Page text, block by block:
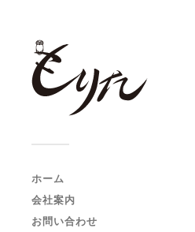
ホーム
会社案内
お問い合わせ